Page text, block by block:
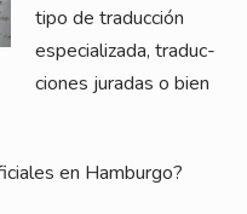
tipo de tra­duc­ción
espe­cia­lizada, tra­duc­
cio­nes jura­das o bien
en Hamburgo?